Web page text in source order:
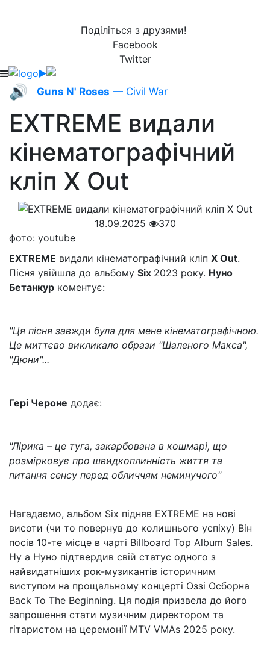
Поділіться з друзями!
Facebook
Twitter
🔊 Guns N' Roses — Civil War
EXTREME видали
кінематографічний
кліп X Out
18.09.2025
370
фото: youtube
EXTREME видали кінематографічний кліп X Out.
Пісня увійшла до альбому Six 2023 року. Нуно
Бетанкур коментує:
"Ця пісня завжди була для мене кінематографічною.
Це миттєво викликало образи "Шаленого Макса",
"Дюни"...
Гері Чероне додає:
"Лірика – це туга, закарбована в кошмарі, що
розмірковує про швидкоплинність життя та
питання сенсу перед обличчям неминучого"
Нагадаємо, альбом Six підняв EXTREME на нові
висоти (чи то повернув до колишнього успіху) Він
посів 10-те місце в чарті Billboard Top Album Sales.
Ну а Нуно підтвердив свій статус одного з
найвидатніших рок-музикантів історичним
виступом на прощальному концерті Оззі Осборна
Back To The Beginning. Ця подія призвела до його
запрошення стати музичним директором та
гітаристом на церемонії MTV VMAs 2025 року.